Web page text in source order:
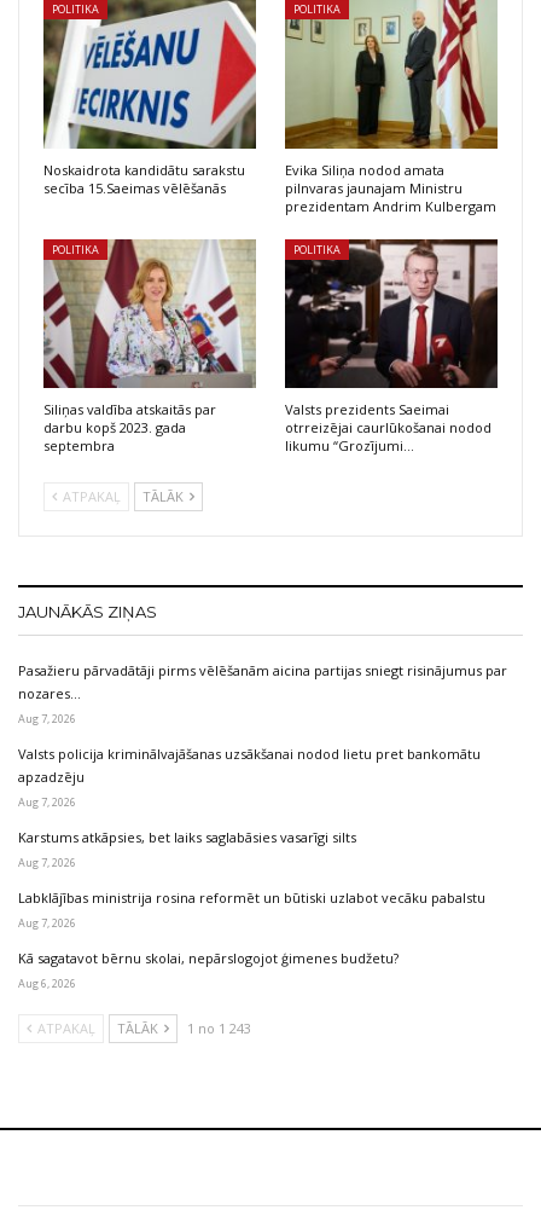
POLITIKA
Noskaidrota kandidātu sarakstu
secība 15.Saeimas vēlēšanās
POLITIKA
Evika Siliņa nodod amata
pilnvaras jaunajam Ministru
prezidentam Andrim Kulbergam
POLITIKA
Siliņas valdība atskaitās par
darbu kopš 2023. gada
septembra
POLITIKA
Valsts prezidents Saeimai
otrreizējai caurlūkošanai nodod
likumu “Grozījumi…
ATPAKAĻ TĀLĀK
JAUNĀKĀS ZIŅAS
Pasažieru pārvadātāji pirms vēlēšanām aicina partijas sniegt risinājumus par
nozares…
Aug 7, 2026
Valsts policija kriminālvajāšanas uzsākšanai nodod lietu pret bankomātu
apzadzēju
Aug 7, 2026
Karstums atkāpsies, bet laiks saglabāsies vasarīgi silts
Aug 7, 2026
Labklājības ministrija rosina reformēt un būtiski uzlabot vecāku pabalstu
Aug 7, 2026
Kā sagatavot bērnu skolai, nepārslogojot ģimenes budžetu?
Aug 6, 2026
ATPAKAĻ TĀLĀK 1 no 1 243